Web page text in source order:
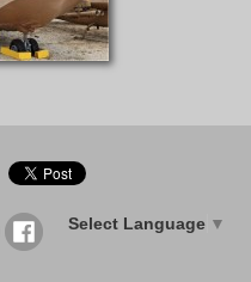
Select Language ▼